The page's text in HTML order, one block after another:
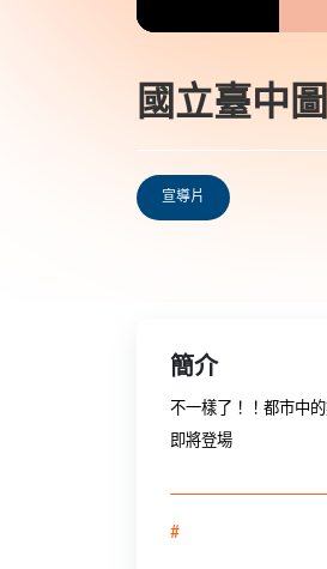
國立臺中
宣導片
簡介
不一樣了！！都市中
即將登場
#